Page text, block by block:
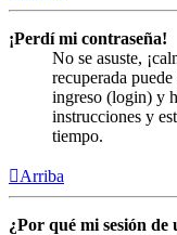
¡Perdí mi contraseña!
No se asuste,
recuperada
ingreso (login) y
instrucciones y
tiempo.
Arriba
¿Por qué mi sesión